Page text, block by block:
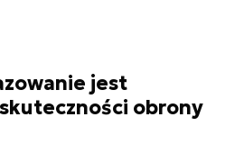
jest
obrony